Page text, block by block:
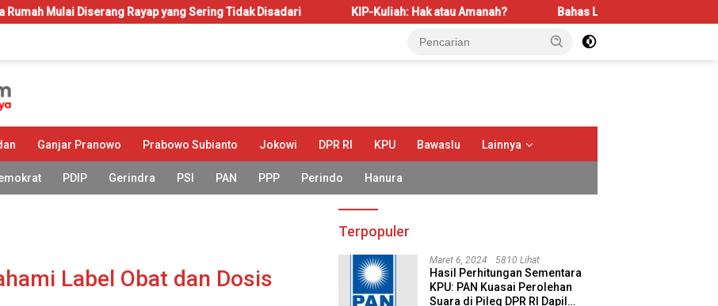
Rayap yang Sering Tidak Disadari KIP-Kuliah: Hak atau Amanah? Bahas LBS dan LP2B, REI Kalbar Dorong
Ganjar Pranowo Prabowo Subianto Jokowi DPR RI KPU Bawaslu Lainnya
PDIP Gerindra PSI PAN PPP Perindo Hanura
Label Obat dan Dosis
Terpopuler
Maret 6, 2024 5810 Lihat
Hasil Perhitungan Sementara
KPU: PAN Kuasai Perolehan
Suara di Pileg DPR RI Dapil